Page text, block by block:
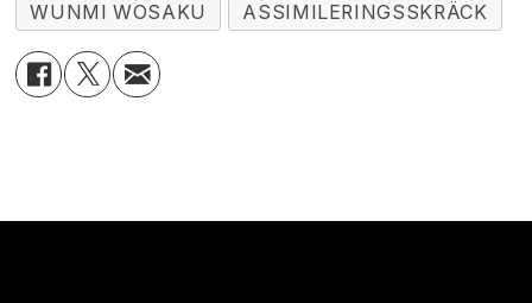
WUNMI WOSAKU
ASSIMILERINGSSKRÄCK